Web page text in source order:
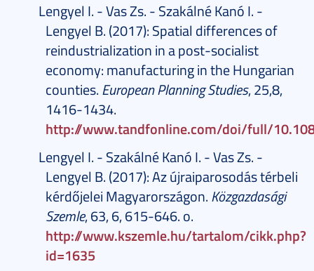
Lengyel I. - Vas Zs. - Szakálné Kanó I. -
Lengyel B. (2017): Spatial differences of
reindustrialization in a post-socialist
economy: manufacturing in the Hungarian
counties. European Planning Studies, 25,8,
1416-1434.
http://www.tandfonline.com/doi/full/
Lengyel I. - Szakálné Kanó I. - Vas Zs. -
Lengyel B. (2017): Az újraiparosodás térbeli
kérdőjelei Magyarországon. Közgazdasági
Szemle, 63, 6, 615-646. o.
http://www.kszemle.hu/tartalom/cikk.php?
id=1635